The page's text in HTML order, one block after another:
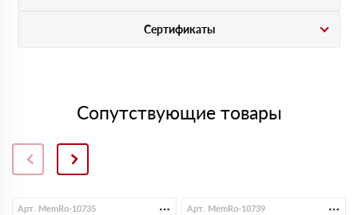
Сертификаты
Сопутствующие товары
Арт. MemRo-10735 Арт. MemRo-10739